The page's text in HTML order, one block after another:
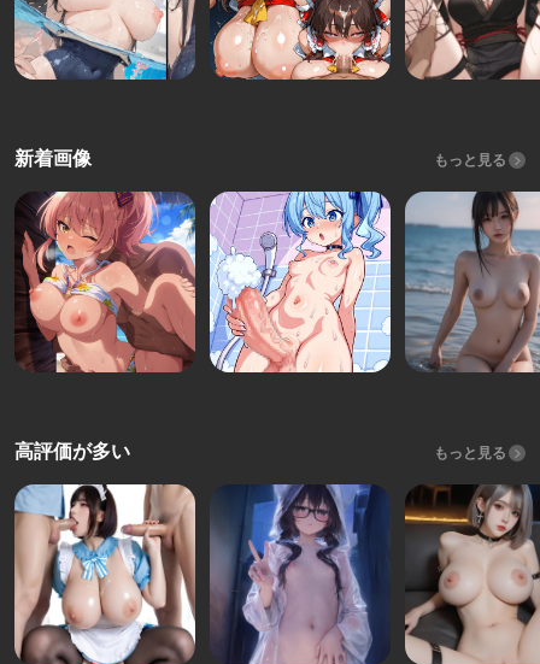
新着画像 もっと見る
高評価が多い もっと見る